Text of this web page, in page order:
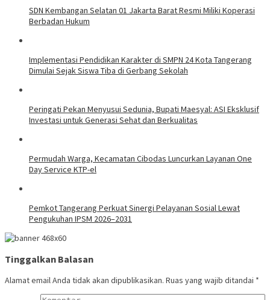
SDN Kembangan Selatan 01 Jakarta Barat Resmi Miliki Koperasi
Berbadan Hukum
Implementasi Pendidikan Karakter di SMPN 24 Kota Tangerang
Dimulai Sejak Siswa Tiba di Gerbang Sekolah
Peringati Pekan Menyusui Sedunia, Bupati Maesyal: ASI Eksklusif
Investasi untuk Generasi Sehat dan Berkualitas
Permudah Warga, Kecamatan Cibodas Luncurkan Layanan One
Day Service KTP-el
Pemkot Tangerang Perkuat Sinergi Pelayanan Sosial Lewat
Pengukuhan IPSM 2026–2031
Tinggalkan Balasan
Alamat email Anda tidak akan dipublikasikan. Ruas yang wajib ditandai *